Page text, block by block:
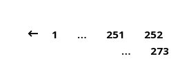
1 … 251 252
…
273